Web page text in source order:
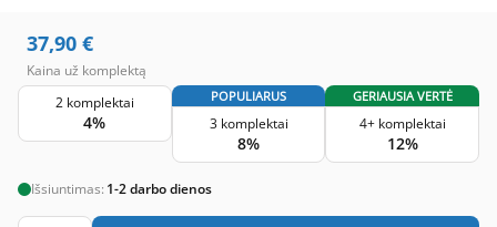
37,90 €
Kaina už komplektą
2 komplektai
4%
POPULIARUS
3 komplektai
8%
GERIAUSIA VERTĖ
4+ komplektai
12%
Išsiuntimas: 1-2 darbo dienos